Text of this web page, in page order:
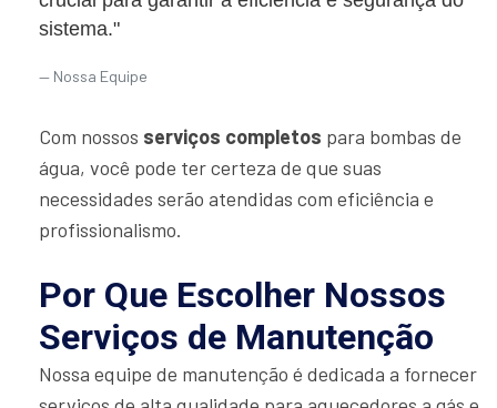
sistema."
Nossa Equipe
Com nossos serviços completos para bombas de
água, você pode ter certeza de que suas
necessidades serão atendidas com eficiência e
profissionalismo.
Por Que Escolher Nossos
Serviços de Manutenção
Nossa equipe de manutenção é dedicada a fornecer